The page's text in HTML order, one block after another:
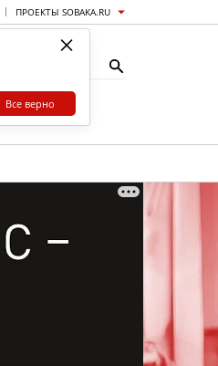
ПРОЕКТЫ SOBAKA.RU
×
Все верно